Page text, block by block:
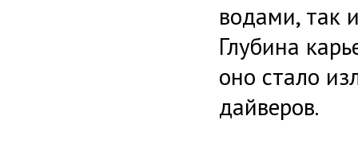
водами, так
Глубина
оно стало
дайверов.